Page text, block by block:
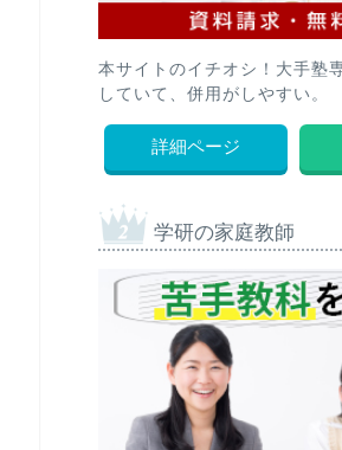
本サイトのイチオシ！大手塾
していて、併用がしやすい。
詳細ページ
学研の家庭教師